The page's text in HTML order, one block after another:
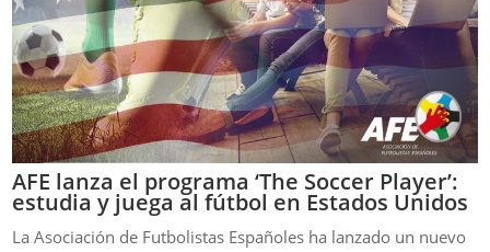
AFE lanza el programa ‘The Soccer Player’:
estudia y juega al fútbol en Estados Unidos
La Asociación de Futbolistas Españoles ha lanzado un nuevo